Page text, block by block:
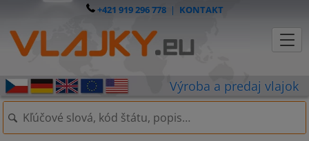
+421 919 296 778| KONTAKT